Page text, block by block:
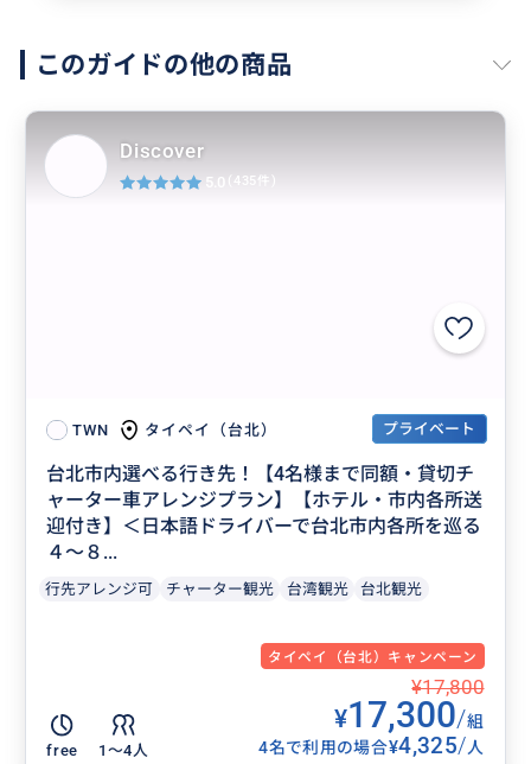
このガイドの他の商品
TWN タイペイ（台北） プライベート
台北市内選べる行き先！【4名様まで同額・貸切チ
ャーター車アレンジプラン】【ホテル・市内各所送
迎付き】＜日本語ドライバーで台北市内各所を巡る
４〜８...
行先アレンジ可 チャーター観光 台湾観光 台北観光
タイペイ（台北）キャンペーン
free 1〜4人
¥17,800
¥17,300/組
4名で利用の場合¥4,325/人
Discover
5.0 (435件)